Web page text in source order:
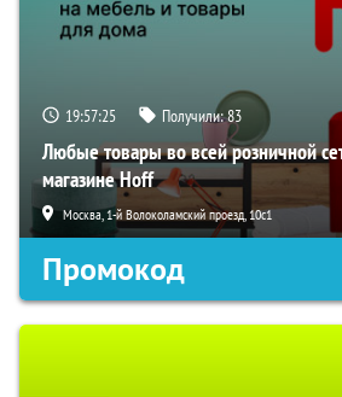
19:57:24 Получили:83
Любые товары во всей розничной
магазине Hoff
Москва, 1-й Волоколамский проезд, 10с1
Промокод